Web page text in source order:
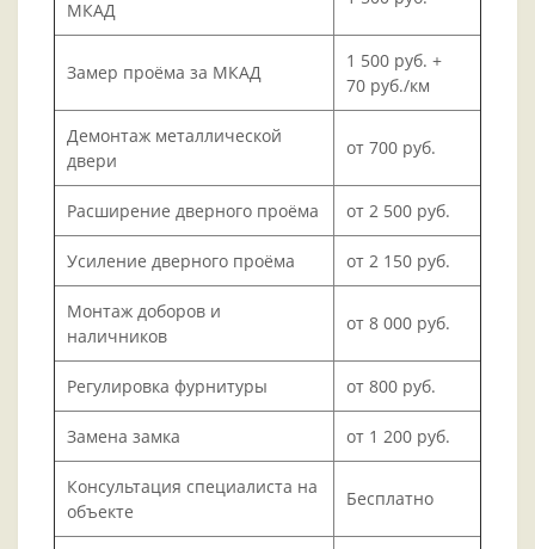
МКАД
Замер проёма за МКАД
1 500 руб. +
70 руб./км
Демонтаж металлической
двери
от 700 руб.
Расширение дверного проёма от 2 500 руб.
Усиление дверного проёма от 2 150 руб.
Монтаж доборов и
наличников
от 8 000 руб.
Регулировка фурнитуры от 800 руб.
Замена замка от 1 200 руб.
Консультация специалиста на
объекте
Бесплатно